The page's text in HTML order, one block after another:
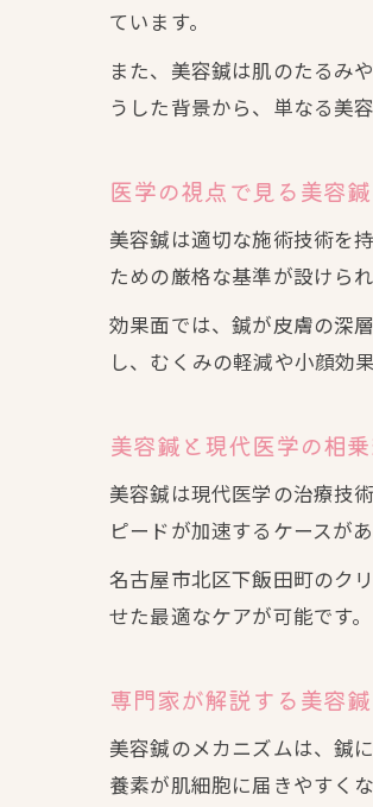
ています。
また、美容鍼は肌のたるみ
うした背景から、単なる美
医学の視点で見る美容
美容鍼は適切な施術技術を
ための厳格な基準が設けら
効果面では、鍼が皮膚の深
し、むくみの軽減や小顔効
美容鍼と現代医学の相
美容鍼は現代医学の治療技
ピードが加速するケースが
名古屋市北区下飯田町のク
せた最適なケアが可能です
専門家が解説する美容
美容鍼のメカニズムは、鍼
養素が肌細胞に届きやすく